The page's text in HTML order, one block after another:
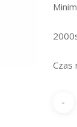
Czas